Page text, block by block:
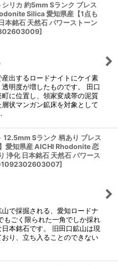
リカ 約5mm Sランク ブレス
Silica 愛知県産【1点も
本銘石 天然石 パワーストーン
]
出するロードナイトにケイ素
明度が増したものです。 田口
に位置し、領家変成帯の泥質
状マンガン鉱床を対象として
12.5mm Sランク 柄あり ブレス
愛知県産 AICHI Rhodonite 恋
浄化 日本銘石 天然石 パワース
]
で採掘される、愛知ロードナ
もごく限られた一角でしか採れ
本銘石です。 旧田口鉱山は現
り、立ち入ることのできない